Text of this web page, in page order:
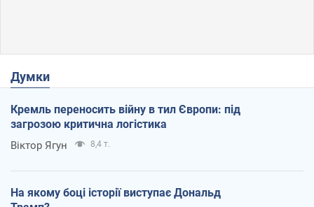
Думки
Кремль переносить війну в тил Європи: під
загрозою критична логістика
Віктор Ягун 8,4 т.
На якому боці історії виступає Дональд